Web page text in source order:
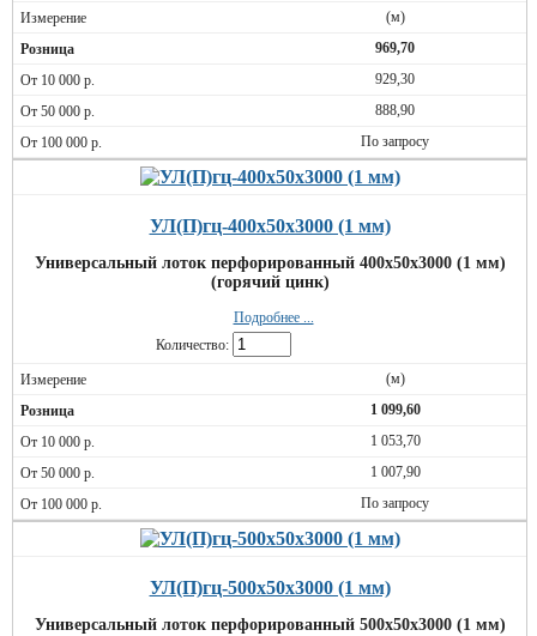
(м)
969,70
929,30
888,90
По запросу
УЛ(П)гц-400х50х3000 (1 мм)
Универсальный лоток перфорированный 400х50х3000 (1 мм)
(горячий цинк)
Подробнее ...
Количество:
(м)
1 099,60
1 053,70
1 007,90
По запросу
УЛ(П)гц-500х50х3000 (1 мм)
Универсальный лоток перфорированный 500х50х3000 (1 мм)